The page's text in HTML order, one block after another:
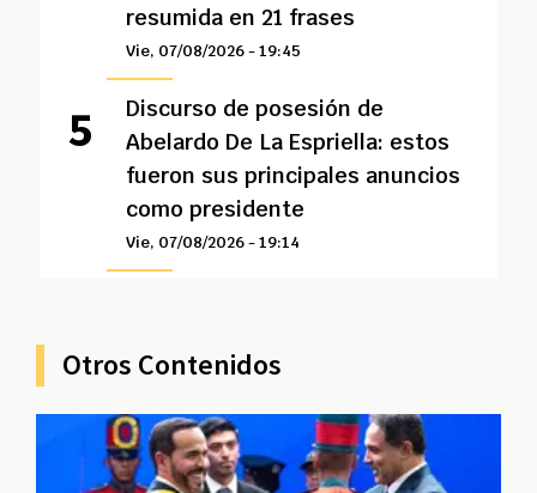
resumida en 21 frases
Vie, 07/08/2026 - 19:45
Discurso de posesión de
Abelardo De La Espriella: estos
fueron sus principales anuncios
como presidente
Vie, 07/08/2026 - 19:14
Otros Contenidos